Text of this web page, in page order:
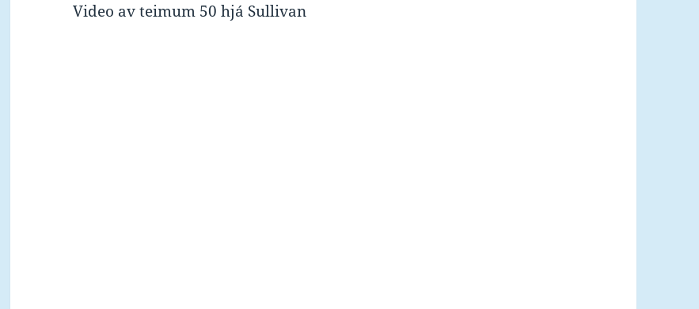
Video av teimum 50 hjá Sullivan